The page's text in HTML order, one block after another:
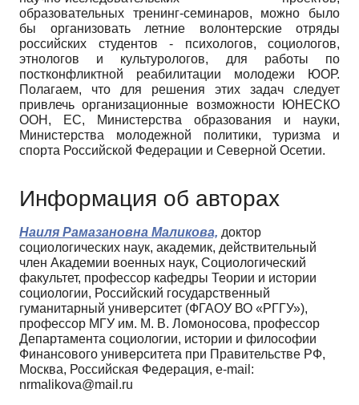
образовательных тренинг-семинаров, можно было
бы организовать летние волонтерские отряды
российских сту­дентов - психологов, социологов,
этнологов и культурологов, для работы по
постконфликтной реабилитации молодежи ЮОР.
Полагаем, что для реше­ния этих задач следует
привлечь организационные возможности ЮНЕСКО
ООН, ЕС, Министерства образования и науки,
Министерства молодежной политики, туризма и
спорта Российской Федерации и Северной Осетии.
Информация об авторах
Наиля Рамазановна Маликова, доктор
социологических наук, академик, действительный
член Академии военных наук, Социологический
факультет, профессор кафедры Теории и истории
социологии, Российский государственный
гуманитарный университет (ФГАОУ ВО «РГГУ»),
профессор МГУ им. М. В. Ломоносова, профессор
Департамента социологии, истории и философии
Финансового университета при Правительстве РФ,
Москва, Российская Федерация, e-mail:
nrmalikova@mail.ru